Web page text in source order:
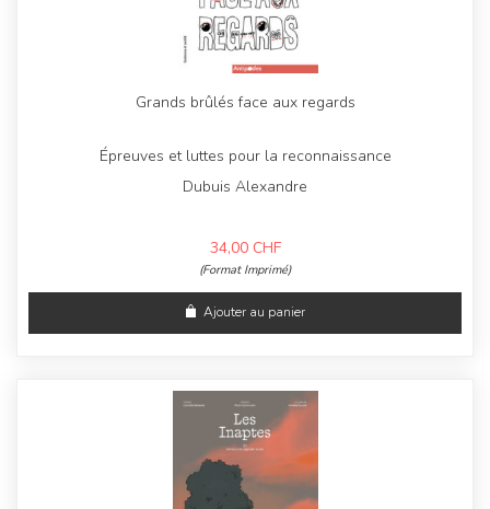
Grands brûlés face aux regards
Épreuves et luttes pour la reconnaissance
Dubuis Alexandre
34,00 CHF
(Format Imprimé)
Ajouter au panier